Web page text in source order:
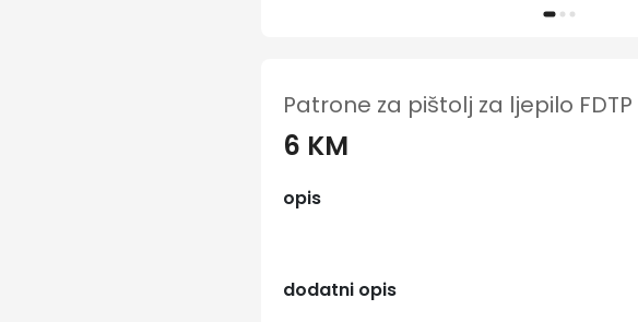
Patrone za pištolj za ljepilo FDTP
6 KM
opis
dodatni opis